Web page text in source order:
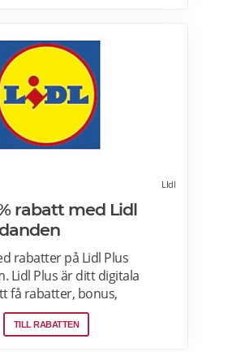
om Ostogram
LIdl
rabatt med Lidl
rabatter på Lidl Plus
Lidl Plus är ditt digitala
få rabatter, bonus,
erbjudanden och mycket
Skanna ditt kort varje gång
TILL RABATTEN